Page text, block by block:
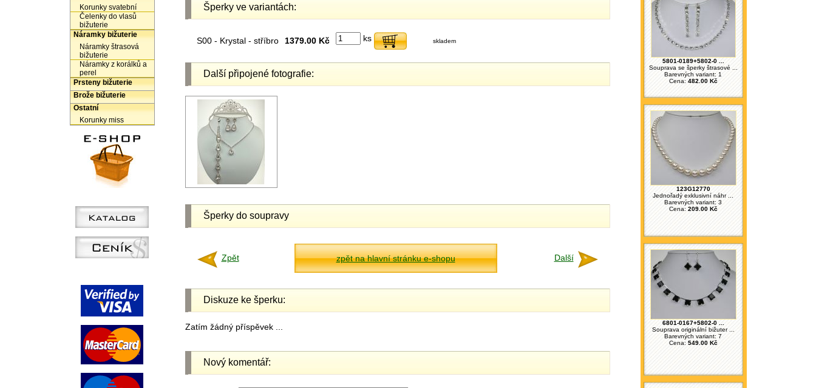
5801-0189+5802-0 ...
Souprava se šperky štrasové ...
Barevných variant: 1
Cena: 482.00 Kč
123G12770
Jednořadý exklusivní náhr ...
Barevných variant: 3
Cena: 209.00 Kč
6801-0167+5802-0 ...
Souprava originální bižuter ...
Barevných variant: 7
Cena: 549.00 Kč
Korunky svatební
Čelenky do vlasů
bižuterie
Náramky bižuterie
Náramky štrasová
bižuterie
Náramky z korálků a
perel
Prsteny bižuterie
Brože bižuterie
Ostatní
Korunky miss
Šperky ve variantách:
S00 - Krystal - stříbro 1379.00 Kč ks skladem
Další připojené fotografie:
Šperky do soupravy
Zpět zpět na hlavní stránku e-shopu Další
Diskuze ke šperku:
Zatím žádný příspěvek ...
Nový komentář: